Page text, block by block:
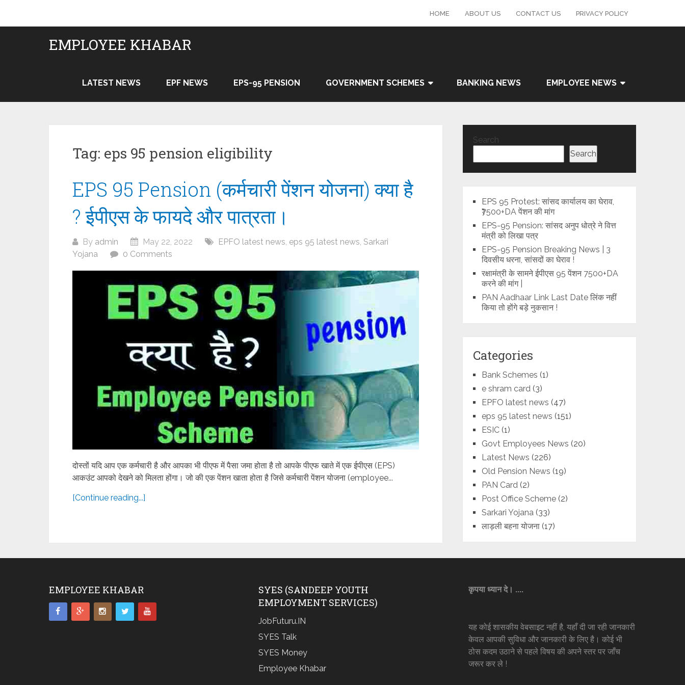
content
HOME ABOUT US CONTACT US PRIVACY POLICY
EMPLOYEE KHABAR
LATEST NEWS EPF NEWS EPS-95 PENSION GOVERNMENT SCHEMES BANKING NEWS EMPLOYEE NEWS
Tag: eps 95 pension eligibility
EPS 95 Pension (कर्मचारी पेंशन योजना) क्या है
? ईपीएस के फायदे और पात्रता।
By admin May 22, 2022 EPFO latest news, eps 95 latest news, Sarkari
Yojana
0 Comments
दोस्तों यदि आप एक कर्मचारी है और आपका भी पीएफ में पैसा जमा होता है तो आपके पीएफ खाते में एक ईपीएस (EPS)
आकउंट आपको देखने को मिलता होंगा। जो की एक पेंशन खाता होता है जिसे कर्मचारी पेंशन योजना (employee...
[Continue reading...]
Search
Search
EPS 95 Protest: सांसद कार्यालय का घेराव,
₹7500+DA पेंशन की मांग
EPS-95 Pension: सांसद अनुप धोत्रे ने वित्त
मंत्री को लिखा पत्र
EPS-95 Pension Breaking News | 3
दिवसीय धरना, सांसदों का घेराव !
रक्षामंत्री के सामने ईपीएस 95 पेंशन 7500+DA
करने की मांग |
PAN Aadhaar Link Last Date लिंक नहीं
किया तो होंगे बड़े नुकसान !
Categories
Bank Schemes (1)
e shram card (3)
EPFO latest news (47)
eps 95 latest news (151)
ESIC (1)
Govt Employees News (20)
Latest News (226)
Old Pension News (19)
PAN Card (2)
Post Office Scheme (2)
Sarkari Yojana (33)
लाड़ली बहना योजना (17)
EMPLOYEE KHABAR
SYES (SANDEEP YOUTH
EMPLOYMENT SERVICES)
JobFuturu.IN
SYES Talk
SYES Money
Employee Khabar
कृपया ध्यान दे। ....
यह कोई शासकीय वेबसाइट नहीं है, यहाँ दी जा रही जानकारी
केवल आपकी सुविधा और जानकारी के लिए है। कोई भी
ठोस कदम उठाने से पहले विषय की अपने स्तर पर जाँच
जरूर कर ले !